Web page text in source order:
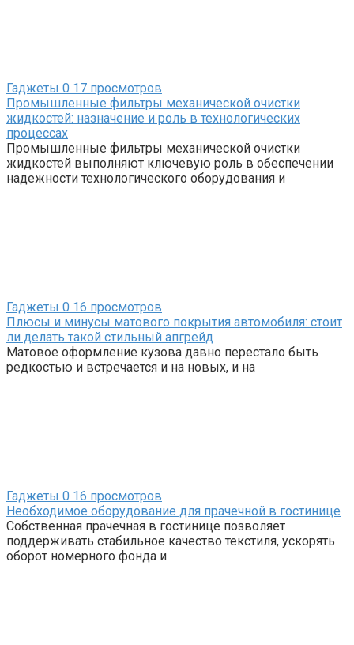
Гаджеты 0 17 просмотров
Промышленные фильтры механической очистки
жидкостей: назначение и роль в технологических
процессах
Промышленные фильтры механической очистки
жидкостей выполняют ключевую роль в обеспечении
надежности технологического оборудования и
Гаджеты 0 16 просмотров
Плюсы и минусы матового покрытия автомобиля: стоит
ли делать такой стильный апгрейд
Матовое оформление кузова давно перестало быть
редкостью и встречается и на новых, и на
Гаджеты 0 16 просмотров
Необходимое оборудование для прачечной в гостинице
Собственная прачечная в гостинице позволяет
поддерживать стабильное качество текстиля, ускорять
оборот номерного фонда и